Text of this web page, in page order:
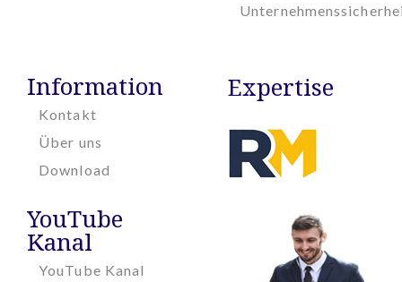
Information
Kontakt
Über uns
Download
YouTube
Kanal
YouTube Kanal
Expertise